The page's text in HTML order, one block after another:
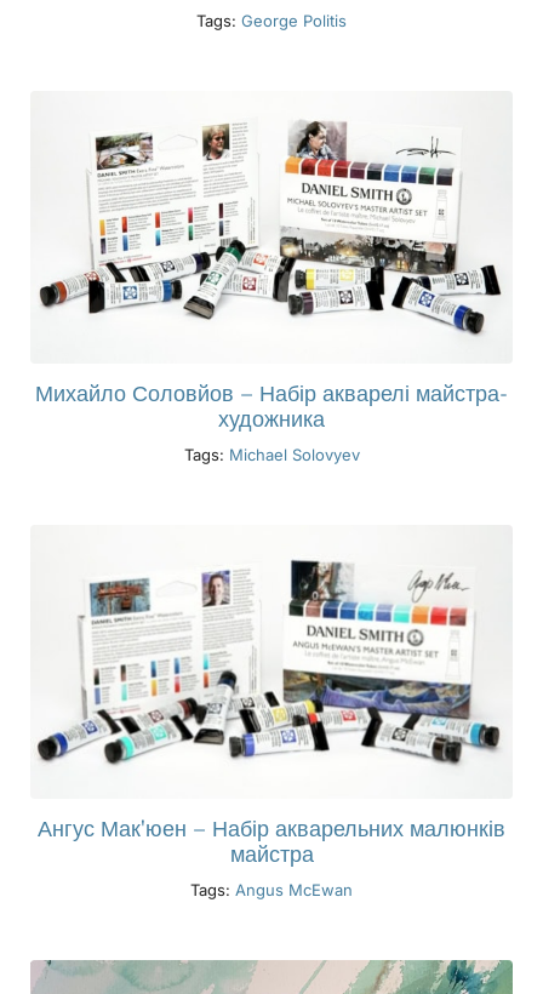
Tags: George Politis
Михайло Соловйов – Набір акварелі майстра-
художника
Tags: Michael Solovyev
Ангус Мак'юен – Набір акварельних малюнків
майстра
Tags: Angus McEwan